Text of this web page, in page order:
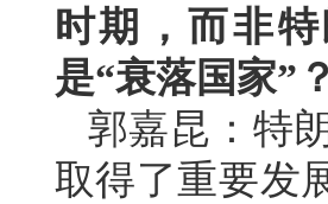
时期，而非
是“衰落国家”？
郭嘉昆：特
取得了重要发